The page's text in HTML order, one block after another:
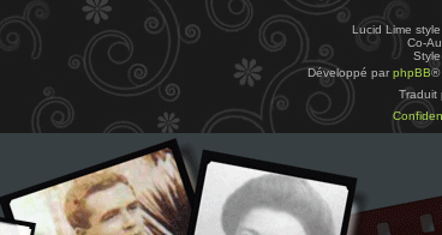
Lucid Lime
Co-
Développé par phpBB®
Traduit